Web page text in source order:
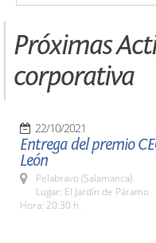
Próximas
corporativa
22/10/2021
Entrega del premio
León
Pelabravo (Salamanca)
Lugar: El Jardín de Páramo
Hora: 20:30 h.